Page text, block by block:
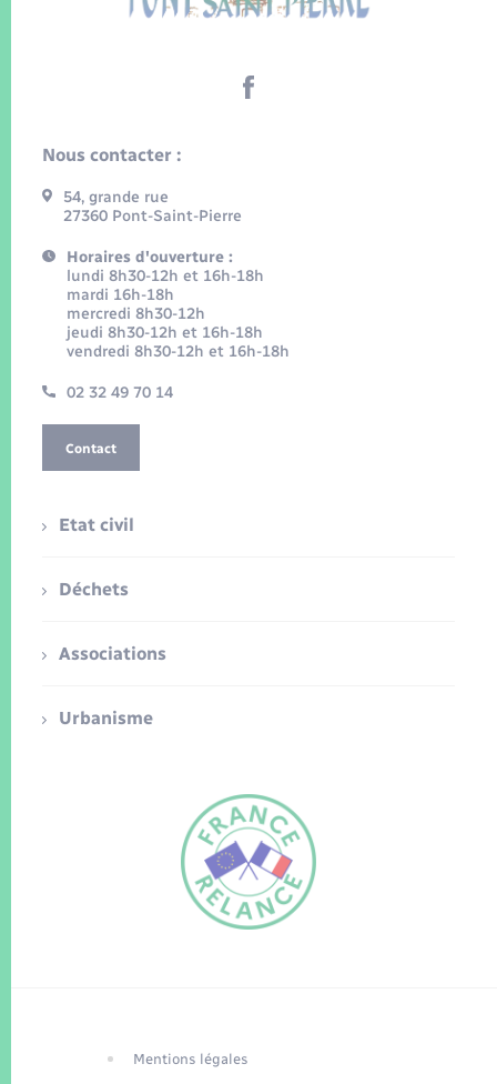
Nous contacter :
54, grande rue
27360 Pont-Saint-Pierre
Horaires d'ouverture :
lundi 8h30-12h et 16h-18h
mardi 16h-18h
mercredi 8h30-12h
jeudi 8h30-12h et 16h-18h
vendredi 8h30-12h et 16h-18h
02 32 49 70 14
Contact
Etat civil
Déchets
Associations
Urbanisme
Mentions légales